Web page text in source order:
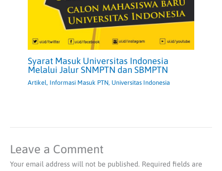
Syarat Masuk Universitas Indonesia
Melalui Jalur SNMPTN dan SBMPTN
Artikel, Informasi Masuk PTN, Universitas Indonesia
Leave a Comment
Your email address will not be published. Required fields are